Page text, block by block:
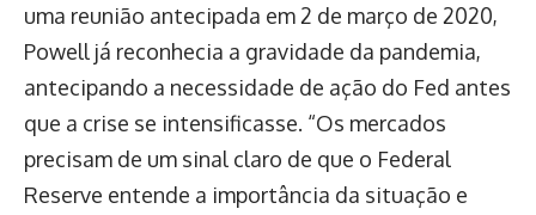
uma reunião antecipada em 2 de março de 2020,
Powell já reconhecia a gravidade da pandemia,
antecipando a necessidade de ação do Fed antes
que a crise se intensificasse. “Os mercados
precisam de um sinal claro de que o Federal
Reserve entende a importância da situação e